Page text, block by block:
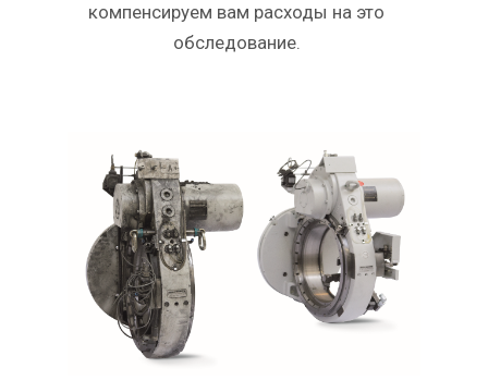
компенсируем вам расходы на это
обследование.